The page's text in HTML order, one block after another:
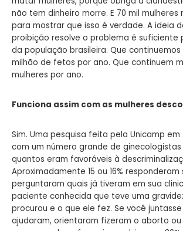
não tem dinheiro morre. E 70 mil
para mostrar que isso é verdade. A ideia
proibição resolve o problema é suficiente
da população brasileira. Que
milhão de fetos por ano. Que continuem
mulheres por ano.
Funciona assim com as mulheres
Sim. Uma pesquisa feita pela Unicamp
com um número grande de
quantos eram favoráveis à
Aproximadamente 15 ou 16% responderam
perguntaram quais já tiveram em sua
paciente conhecida que teve uma
procurou e o que ele fez. Se você
ajudaram, orientaram fizeram o aborto